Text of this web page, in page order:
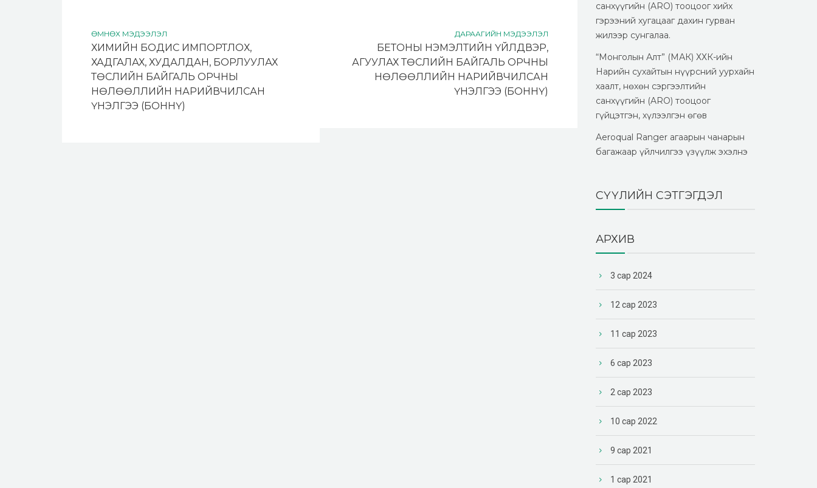
ӨМНӨХ МЭДЭЭЛЭЛ
ХИМИЙН БОДИС ИМПОРТЛОХ,
ХАДГАЛАХ, ХУДАЛДАН, БОРЛУУЛАХ
ТӨСЛИЙН БАЙГАЛЬ ОРЧНЫ
НӨЛӨӨЛЛИЙН НАРИЙВЧИЛСАН
ҮНЭЛГЭЭ (БОННҮ)
ДАРААГИЙН МЭДЭЭЛЭЛ
БЕТОНЫ НЭМЭЛТИЙН ҮЙЛДВЭР,
АГУУЛАХ ТӨСЛИЙН БАЙГАЛЬ ОРЧНЫ
НӨЛӨӨЛЛИЙН НАРИЙВЧИЛСАН
ҮНЭЛГЭЭ (БОННҮ)
санхүүгийн (ARO) тооцоог хийх
гэрээний хугацааг дахин гурван
жилээр сунгалаа.
“Монголын Алт” (МАК) ХХК-ийн
Нарийн сухайтын нүүрсний уурхайн
хаалт, нөхөн сэргээлтийн
санхүүгийн (ARO) тооцоог
гүйцэтгэн, хүлээлгэн өгөв
Aeroqual Ranger агаарын чанарын
багажаар үйлчилгээ үзүүлж эхэлнэ
СҮҮЛИЙН СЭТГЭГДЭЛ
АРХИВ
3 сар 2024
12 сар 2023
11 сар 2023
6 сар 2023
2 сар 2023
10 сар 2022
9 сар 2021
1 сар 2021